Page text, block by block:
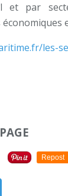
et par
les-
Repost